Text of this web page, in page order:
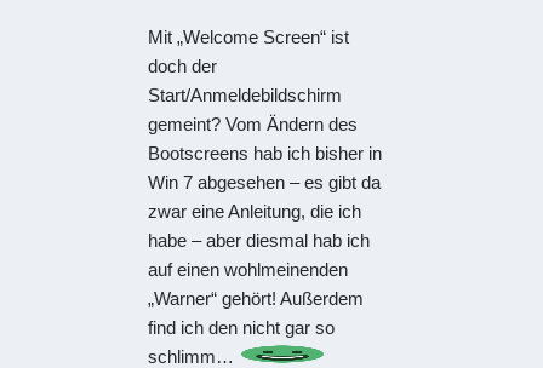
Mit „Welcome Screen“ ist
doch der
Start/Anmeldebildschirm
gemeint? Vom Ändern des
Bootscreens hab ich bisher in
Win 7 abgesehen – es gibt da
zwar eine Anleitung, die ich
habe – aber diesmal hab ich
auf einen wohlmeinenden
„Warner“ gehört! Außerdem
find ich den nicht gar so
schlimm…